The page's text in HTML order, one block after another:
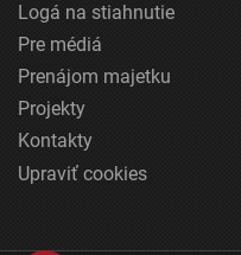
Logá na stiahnutie
Pre médiá
Prenájom majetku
Projekty
Kontakty
Upraviť cookies